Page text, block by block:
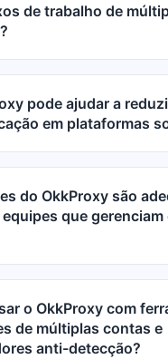
de trabalho de
pode ajudar a
em plataformas
do OkkProxy são
que
o OkkProxy com
de múltiplas contas e
anti-detecção?